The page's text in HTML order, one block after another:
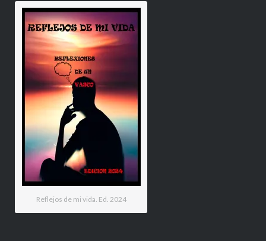
Reflejos de mi vida. Ed. 2024